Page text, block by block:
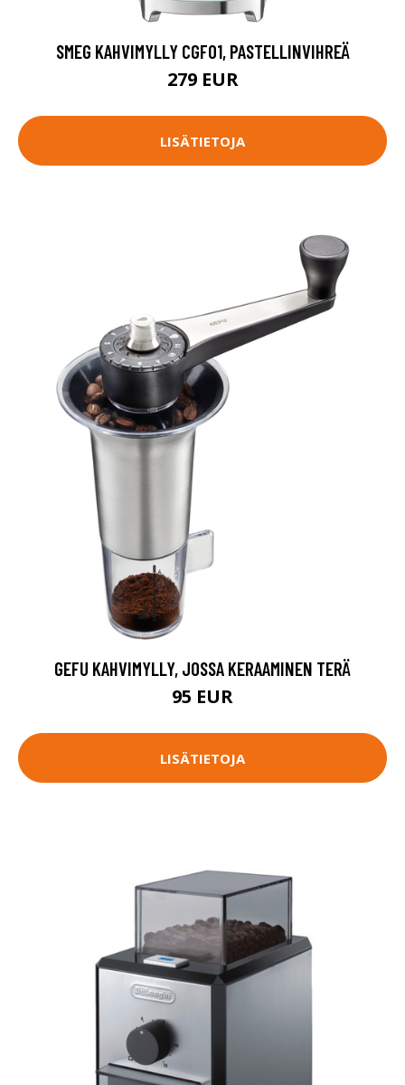
SMEG KAHVIMYLLY CGF01, PASTELLINVIHREÄ
279 EUR
LISÄTIETOJA
GEFU KAHVIMYLLY, JOSSA KERAAMINEN TERÄ
95 EUR
LISÄTIETOJA